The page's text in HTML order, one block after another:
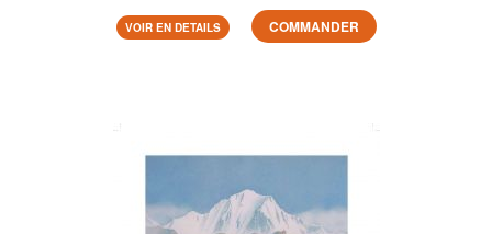
VOIR EN DETAILS COMMANDER